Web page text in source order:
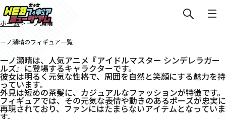
ホーム>一ノ瀬晴
一ノ瀬晴のフィギュア一覧
一ノ瀬晴は、人気アニメ『アイドルマスター シンデレラガー
ルズ』に登場するキャラクターです。
彼女は明るく元気な性格で、周囲を自然と笑顔にする魅力を持
っています。
外見は短めの茶髪に、カジュアルなファッションが特徴です。
フィギュアでは、その元気な表情や動きのあるポーズが忠実に
再現されており、ファンにはたまらないアイテムとなっていま
す。